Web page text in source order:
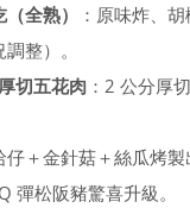
全熟）
：原味炸、
整）。
切五花肉 ：2 公分厚
仔＋金針菇＋絲瓜烤製
彈松阪豬驚喜升級。